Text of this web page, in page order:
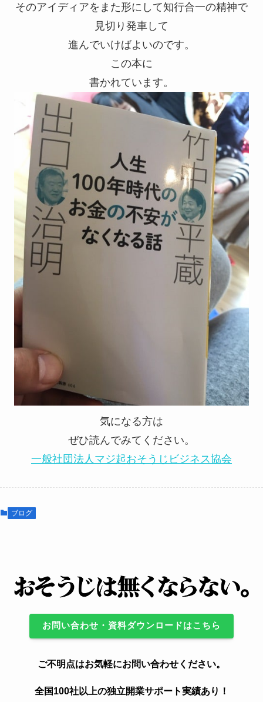
そのアイディアをまた形にして知行合一の精神で
見切り発車して
進んでいけばよいのです。
この本に
書かれています。
気になる方は
ぜひ読んでみてください。
一般社団法人マジ起おそうじビジネス協会
ブログ
お問い合わせ・資料ダウンロードはこちら
ご不明点はお気軽にお問い合わせください。
全国100社以上の独立開業サポート実績あり！